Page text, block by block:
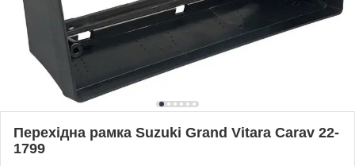
Перехідна рамка Suzuki Grand Vitara Carav 22-
1799